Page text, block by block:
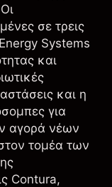
σε τρεις
Systems
και
και η
για
αγορά νέων
τομέα των
Contura,